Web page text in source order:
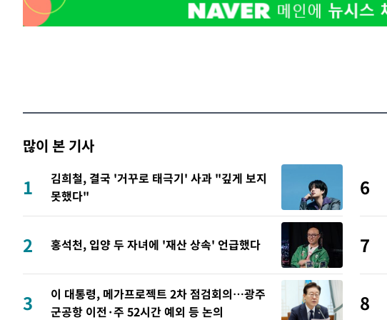
많이 본 기사
1
김희철, 결국 '거꾸로 태극기' 사과 "깊게 보지
못했다"
2 홍석천, 입양 두 자녀에 '재산 상속' 언급했다
3
이 대통령, 메가프로젝트 2차 점검회의…광주
군공항 이전·주 52시간 예외 등 논의
6
7
8